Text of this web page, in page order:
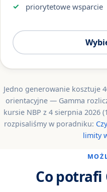
priorytetowe wsparcie
Jedno generowanie kosztuje
orientacyjne — Gamma
kursie NBP z 4 sierpnia 2026
rozpisaliśmy w poradniku:
limity
Co potrafi